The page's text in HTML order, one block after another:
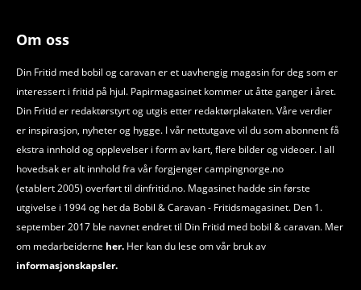
Om oss
Din Fritid med bobil og caravan er et uavhengig magasin for deg som er
interessert i fritid på hjul. Papirmagasinet kommer ut åtte ganger i året.
Din Fritid er redaktørstyrt og utgis etter redaktørplakaten. Våre verdier
er inspirasjon, nyheter og hygge. I vår nettutgave vil du som abonnent få
ekstra innhold og opplevelser i form av kart, flere bilder og videoer. I all
hovedsak er alt innhold fra vår forgjenger campingnorge.no
(etablert 2005) overført til dinfritid.no. Magasinet hadde sin første
utgivelse i 1994 og het da Bobil &Caravan - Fritidsmagasinet. Den 1.
september 2017 ble navnet endret til Din Fritid med bobil &caravan. Mer
om medarbeiderne her. Her kan du lese om vår bruk av
informasjonskapsler.